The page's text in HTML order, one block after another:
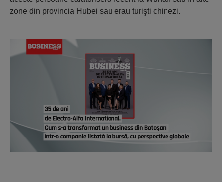
zone din provincia Hubei sau erau turişti chinezi.